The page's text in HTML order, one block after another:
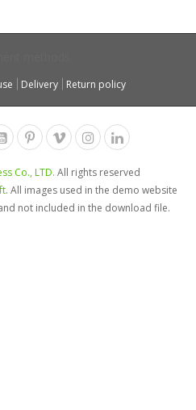
Delivery Return policy
Co., LTD. All rights reserved
. All images used in the demo website
not included in the download file.